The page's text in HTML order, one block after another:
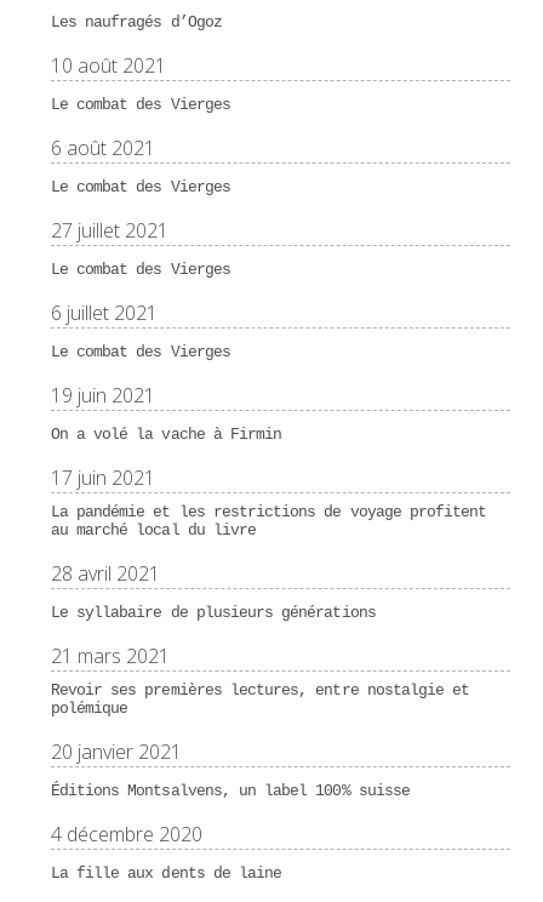
Les naufragés d’Ogoz
10 août 2021
Le combat des Vierges
6 août 2021
Le combat des Vierges
27 juillet 2021
Le combat des Vierges
6 juillet 2021
Le combat des Vierges
19 juin 2021
On a volé la vache à Firmin
17 juin 2021
La pandémie et les restrictions de voyage profitent
au marché local du livre
28 avril 2021
Le syllabaire de plusieurs générations
21 mars 2021
Revoir ses premières lectures, entre nostalgie et
polémique
20 janvier 2021
Éditions Montsalvens, un label 100% suisse
4 décembre 2020
La fille aux dents de laine